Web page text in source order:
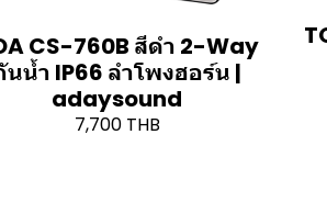
CS-760B สีดำ 2-Way
นน้ำ IP66 ลำโพงฮอร์น |
adaysound
7,700 THB